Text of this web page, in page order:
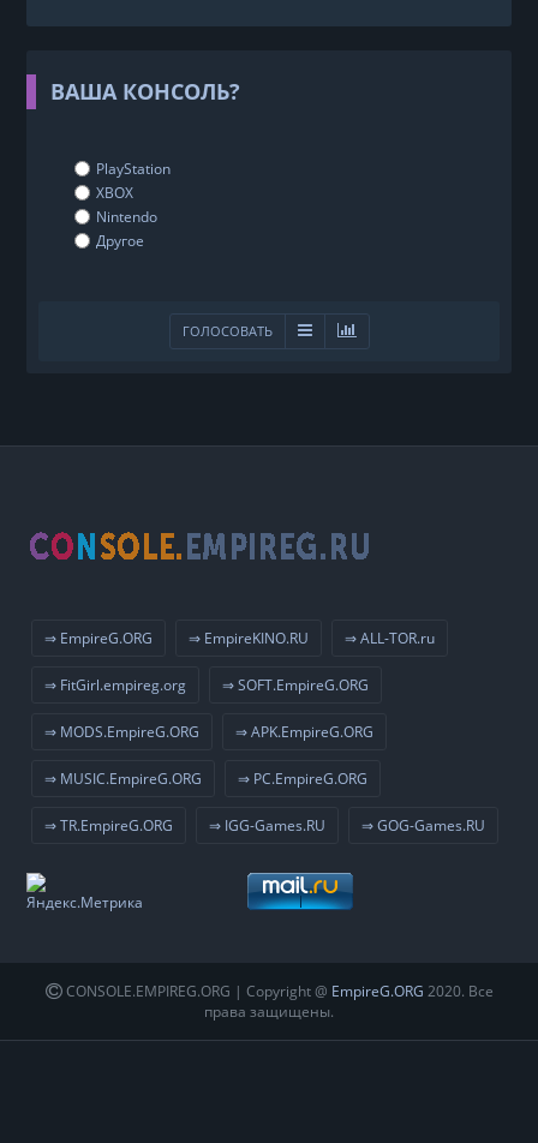
ВАША КОНСОЛЬ?
PlayStation
XBOX
Nintendo
Другое
ГОЛОСОВАТЬ
⇒ EmpireG.ORG ⇒ EmpireKINO.RU ⇒ ALL-TOR.ru
⇒ FitGirl.empireg.org ⇒ SOFT.EmpireG.ORG
⇒ MODS.EmpireG.ORG ⇒ APK.EmpireG.ORG
⇒ MUSIC.EmpireG.ORG ⇒ PC.EmpireG.ORG
⇒ TR.EmpireG.ORG ⇒ IGG-Games.RU ⇒ GOG-Games.RU
CONSOLE.EMPIREG.ORG | Copyright @ EmpireG.ORG 2020. Все
права защищены.